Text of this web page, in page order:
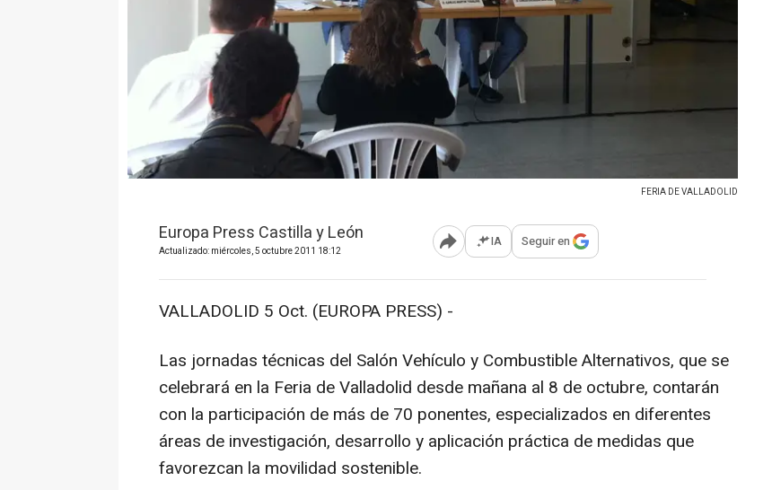
FERIA DE VALLADOLID
Europa Press Castilla y León
Actualizado: miércoles, 5 octubre 2011 18:12 Abrir opciones para compartir
IA Seguir en
VALLADOLID 5 Oct. (EUROPA PRESS) -
Las jornadas técnicas del Salón Vehículo y Combustible Alternativos, que se
celebrará en la Feria de Valladolid desde mañana al 8 de octubre, contarán
con la participación de más de 70 ponentes, especializados en diferentes
áreas de investigación, desarrollo y aplicación práctica de medidas que
favorezcan la movilidad sostenible.